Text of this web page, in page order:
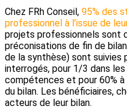
Chez FRh Conseil, 95% des
professionnel à l’issue de
projets professionnels sont
préconisations de fin de
de la synthèse) sont suivies
interrogés, pour 1/3 dans
compétences et pour 60% à
du bilan. Les bénéficiaires,
acteurs de leur bilan.